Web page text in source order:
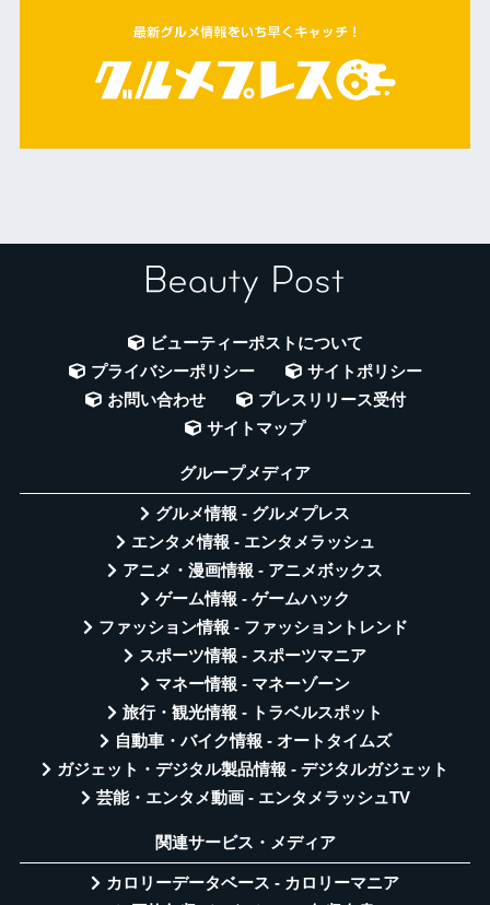
ビューティーポストについて
プライバシーポリシー
サイトポリシー
お問い合わせ
プレスリリース受付
サイトマップ
グループメディア
グルメ情報 - グルメプレス
エンタメ情報 - エンタメラッシュ
アニメ・漫画情報 - アニメボックス
ゲーム情報 - ゲームハック
ファッション情報 - ファッショントレンド
スポーツ情報 - スポーツマニア
マネー情報 - マネーゾーン
旅行・観光情報 - トラベルスポット
自動車・バイク情報 - オートタイムズ
ガジェット・デジタル製品情報 - デジタルガジェット
芸能・エンタメ動画 - エンタメラッシュTV
関連サービス・メディア
カロリーデータベース - カロリーマニア